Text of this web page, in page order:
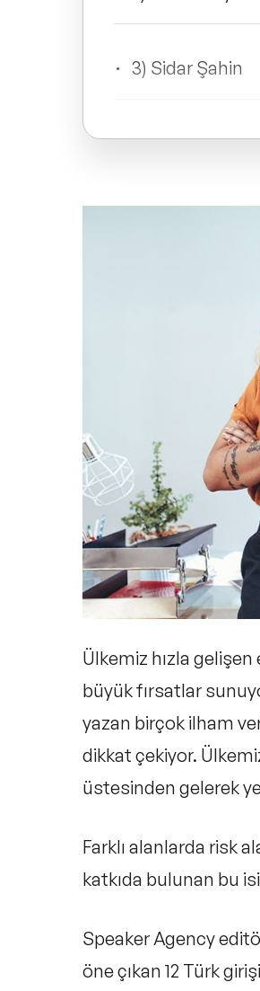
3) Sidar Şahin
4) Hanzade
6) Emre
8) Erden Timur
9) Acun Ilıcalı
10) Hande Çilingir
11) Demet Mutlu
12) Kerem
Ülkemiz hızla gelişen
büyük fırsatlar
yazan birçok ilham
dikkat çekiyor.
üstesinden gelerek
Farklı alanlarda risk
katkıda bulunan bu
Speaker Agency
öne çıkan 12 Türk